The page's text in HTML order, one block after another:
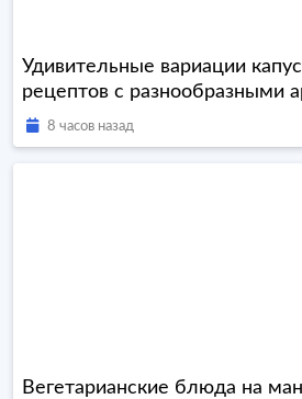
Удивительные вариации
рецептов с разнообразными
8 часов назад
Вегетарианские блюда на